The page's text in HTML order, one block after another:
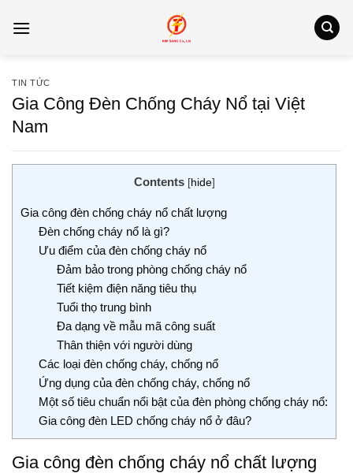
qua
TIN TỨC
Gia Công Đèn Chống Cháy Nổ tại Việt
Nam
Contents [hide]
Gia công đèn chống cháy nổ chất lượng
Đèn chống cháy nổ là gì?
Ưu điểm của đèn chống cháy nổ
Đảm bảo trong phòng chống cháy nổ
Tiết kiệm điện năng tiêu thụ
Tuổi thọ trung bình
Đa dạng về mẫu mã công suất
Thân thiện với người dùng
Các loại đèn chống cháy, chống nổ
Ứng dụng của đèn chống cháy, chống nổ
Một số tiêu chuẩn nổi bật của đèn phòng chống cháy nổ:
Gia công đèn LED chống cháy nổ ở đâu?
Gia công đèn chống cháy nổ chất lượng